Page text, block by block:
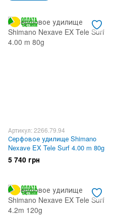
Артикул: 2266.79.94
Серфовое удилище Shimano
Nexave EX Tele Surf 4.00 m 80g
5 740 грн